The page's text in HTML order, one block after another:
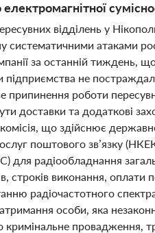
відділень у
систематичними атаками
за останній тиждень,
не
припинення роботи
доставки та додаткові
що здійснює
поштового зв’язку
для радіообладнання
строків виконання, оплати
радіочастотного
особи, яка
провадження,